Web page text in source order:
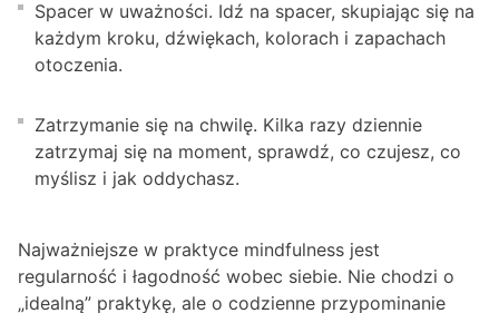
Spacer w uważności. Idź na spacer, skupiając się na
każdym kroku, dźwiękach, kolorach i zapachach
otoczenia.
Zatrzymanie się na chwilę. Kilka razy dziennie
zatrzymaj się na moment, sprawdź, co czujesz, co
myślisz i jak oddychasz.
Najważniejsze w praktyce mindfulness jest
regularność i łagodność wobec siebie. Nie chodzi o
„idealną” praktykę, ale o codzienne przypominanie